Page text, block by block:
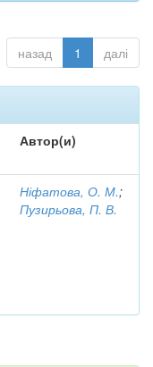
назад 1 далі
Автор(и)
Ніфатова, О. М.;
Пузирьова, П. В.